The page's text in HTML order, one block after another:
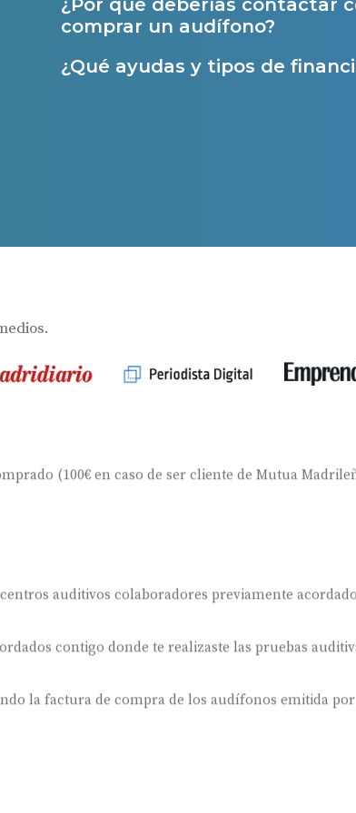
comprar un audífono?
¿Qué ayudas y tipos de
(100€ en caso de ser cliente de Mutua
auditivos colaboradores previamente
contigo donde te realizaste las pruebas
la factura de compra de los audífonos emitida
audífonos en Castilla-La Mancha
y subvenciones en La Rioja